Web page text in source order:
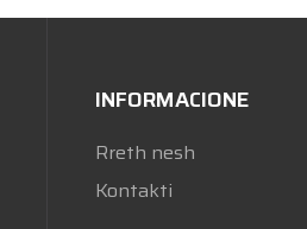
INFORMACIONE
Rreth nesh
Kontakti